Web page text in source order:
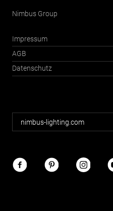
Nimbus Group
Impressum
AGB
Datenschutz
Nimbus
Webseiten
nimbus-lighting.com
Nimbus
im